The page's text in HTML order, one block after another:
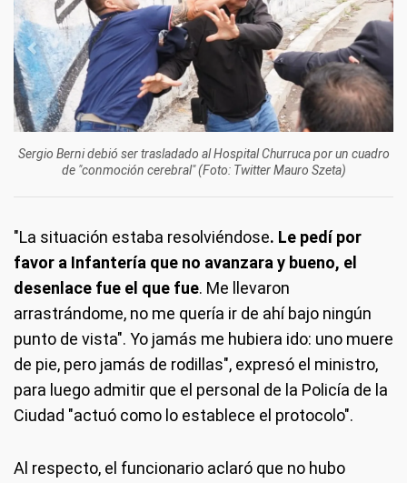
Sergio Berni debió ser trasladado al Hospital Churruca por un cuadro
de "conmoción cerebral" (Foto: Twitter Mauro Szeta)
"La situación estaba resolviéndose. Le pedí por
favor a Infantería que no avanzara y bueno, el
desenlace fue el que fue. Me llevaron
arrastrándome, no me quería ir de ahí bajo ningún
punto de vista". Yo jamás me hubiera ido: uno muere
de pie, pero jamás de rodillas", expresó el ministro,
para luego admitir que el personal de la Policía de la
Ciudad "actuó como lo establece el protocolo".
Al respecto, el funcionario aclaró que no hubo